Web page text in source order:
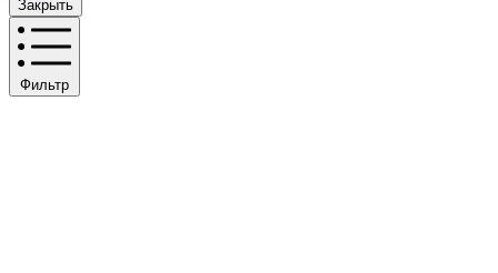
Закрыть
Фильтр